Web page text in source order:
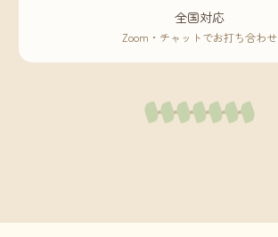
全国対応
Zoom・チャットでお打ち合わせ